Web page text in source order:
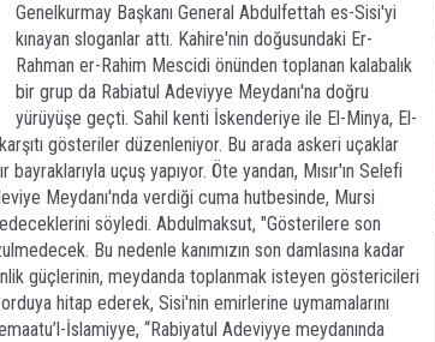
Genelkurmay Başkanı General Abdulfettah es-Sisi'yi
kınayan sloganlar attı. Kahire'nin doğusundaki Er-
Rahman er-Rahim Mescidi önünden toplanan kalabalık
bir grup da Rabiatul Adeviyye Meydanı'na doğru
yürüyüşe geçti. Sahil kenti İskenderiye ile El-Minya, El-
gösteriler düzenleniyor. Bu arada askeri uçaklar
uçuş yapıyor. Öte yandan, Mısır'ın Selefi
Meydanı'nda verdiği cuma hutbesinde, Mursi
söyledi. Abdulmaksut, "Gösterilere son
Bu nedenle kanımızın son damlasına kadar
güçlerinin, meydanda toplanmak isteyen göstericileri
hitap ederek, Sisi'nin emirlerine uymamalarını
İslamiyye, “Rabiyatul Adeviyye meydanında